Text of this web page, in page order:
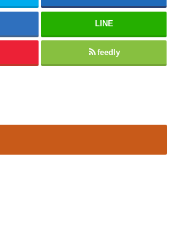
LINE
feedly